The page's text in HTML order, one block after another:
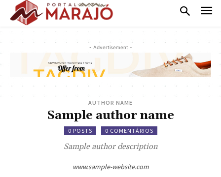
- Advertisement -
AUTHOR NAME
Sample author name
0 POSTS 0 COMENTÁRIOS
Sample author description
www.sample-website.com